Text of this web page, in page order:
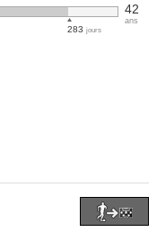
283jours
42
ans